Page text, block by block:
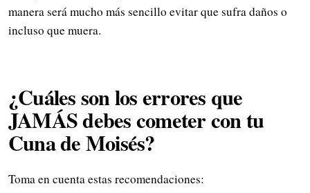
manera será mucho más sencillo evitar que sufra daños o
incluso que muera.
¿Cuáles son los errores que
JAMÁS debes cometer con tu
Cuna de Moisés?
Toma en cuenta estas recomendaciones: